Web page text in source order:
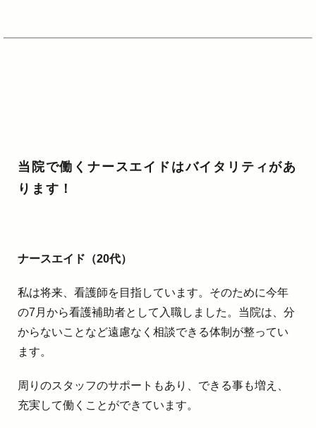
当院で働くナースエイドはバイタリティがあ
ります！
ナースエイド（20代）
私は将来、看護師を目指しています。そのために今年
の7月から看護補助者として入職しました。当院は、分
からないことなど遠慮なく相談できる体制が整ってい
ます。
周りのスタッフのサポートもあり、できる事も増え、
充実して働くことができています。